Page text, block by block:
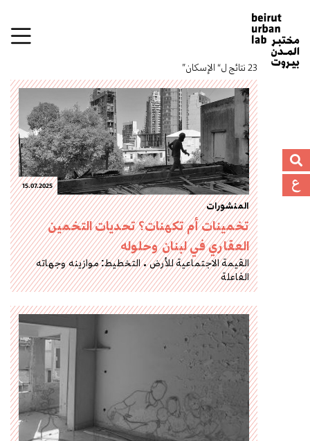
23 نتائج ل“ الإسكان”
15.07.2025
المنشورات
تخمينات أم تكهنات؟ تحديات التخمين
العقاري في لبنان وحلوله
القيمة الاجتماعية للأرض التخطيط: موازينه وجهاته
الفاعلة